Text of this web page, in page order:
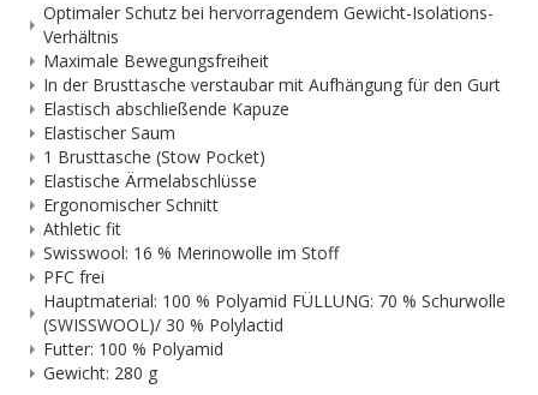
Optimaler Schutz bei hervorragendem Gewicht-Isolations-
Verhältnis
Maximale Bewegungsfreiheit
In der Brusttasche verstaubar mit Aufhängung für den Gurt
Elastisch abschließende Kapuze
Elastischer Saum
1 Brusttasche (Stow Pocket)
Elastische Ärmelabschlüsse
Ergonomischer Schnitt
Athletic fit
Swisswool: 16 % Merinowolle im Stoff
PFC frei
Hauptmaterial: 100 % Polyamid FÜLLUNG: 70 % Schurwolle
(SWISSWOOL)/ 30 % Polylactid
Futter: 100 % Polyamid
Gewicht: 280 g